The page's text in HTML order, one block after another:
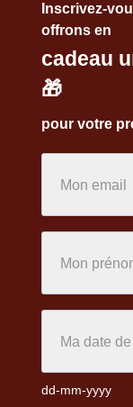
Inscrivez-
offrons en
cadeau
🎁
pour votre
dd-mm-yyyy